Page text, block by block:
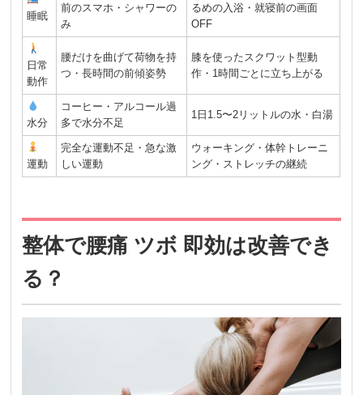
睡眠
前のスマホ・シャワーの
み
るめの入浴・就寝前の画面
OFF
日常
動作
腰だけを曲げて荷物を持
つ・長時間の前傾姿勢
膝を使ったスクワット型動
作・1時間ごとに立ち上がる
水分
コーヒー・アルコール過
多で水分不足
1日1.5〜2リットルの水・白湯
運動
完全な運動不足・急な激
しい運動
ウォーキング・体幹トレーニ
ング・ストレッチの継続
整体で腰痛 ツボ 即効は改善でき
る？